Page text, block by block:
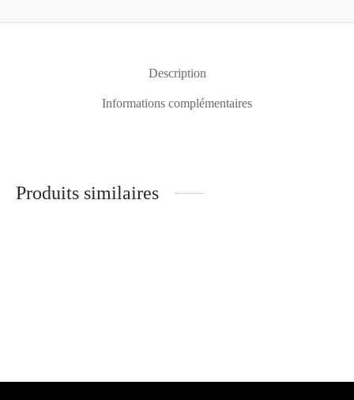
Description
Informations complémentaires
Produits similaires